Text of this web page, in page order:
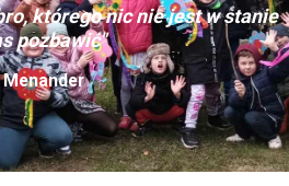
którego nic nie jest w stanie
pozbawić"
Menander